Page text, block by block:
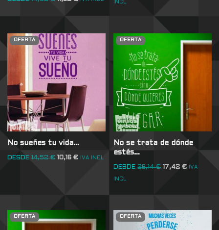
INCL
OFERTA
No sueñes tu vida…
DESDE 14,52€ 10,16 € IVA INCL
OFERTA
No se trata de dónde
estés…
DESDE 26,14€ 17,42€ IVA
INCL
OFERTA OFERTA